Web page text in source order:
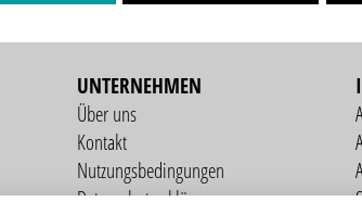
UNTERNEHMEN
Über uns
Kontakt
Nutzungsbedingungen